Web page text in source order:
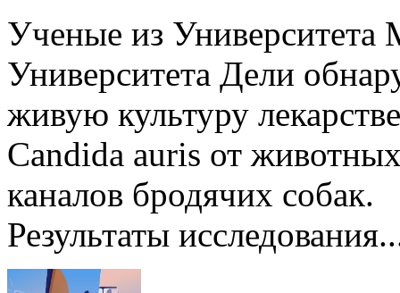
Ученые из Университета
Университета Дели
живую культуру
Candida auris от
каналов бродячих собак.
Результаты